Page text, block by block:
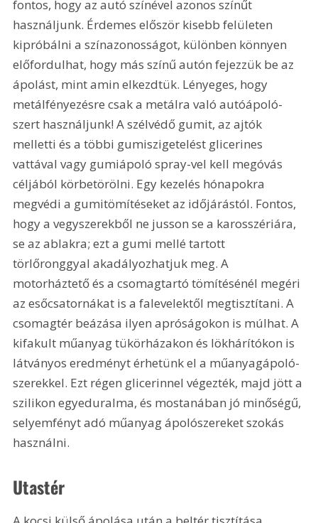
fontos, hogy az autó színével azonos színűt
használjunk. Érdemes először kisebb felületen
kipróbálni a színazonosságot, különben könnyen
előfordulhat, hogy más színű autón fejezzük be az
ápolást, mint amin elkezdtük. Lényeges, hogy
metálfényezésre csak a metálra való autóápoló-
szert használjunk! A szélvédő gumit, az ajtók
melletti és a többi gumiszigetelést glicerines
vattával vagy gumiápoló spray-vel kell megóvás
céljából körbetörölni. Egy kezelés hónapokra
megvédi a gumitömítéseket az időjárástól. Fontos,
hogy a vegyszerekből ne jusson se a karosszériára,
se az ablakra; ezt a gumi mellé tartott
törlőronggyal akadályozhatjuk meg. A
motorháztető és a csomagtartó tömítésénél megéri
az esőcsatornákat is a falevelektől megtisztítani. A
csomagtér beázása ilyen apróságokon is múlhat. A
kifakult műanyag tükörházakon és lökhárítókon is
látványos eredményt érhetünk el a műanyagápoló-
szerekkel. Ezt régen glicerinnel végezték, majd jött a
szilikon egyeduralma, és mostanában jó minőségű,
selyemfényt adó műanyag ápolószereket szokás
használni.
Utastér